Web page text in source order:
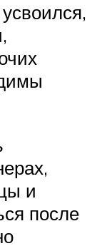
и
после